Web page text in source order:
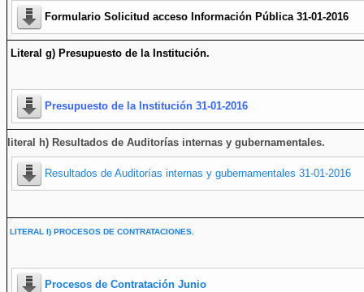
Formulario Solicitud acceso Información Pública 31-01-2016
Literal g) Presupuesto de la Institución.
Presupuesto de la Institución 31-01-2016
literal h) Resultados de Auditorías internas y gubernamentales.
Resultados de Auditorías internas y gubernamentales 31-01-2016
LITERAL I) PROCESOS DE CONTRATACIONES.
Procesos de Contratación Junio